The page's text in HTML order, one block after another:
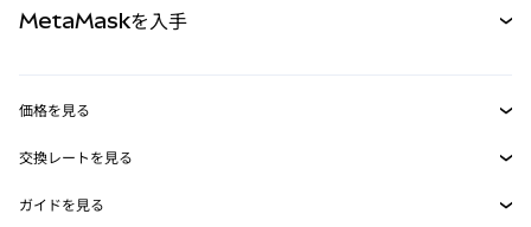
RWA
MetaMask Connect
Snaps
MetaMaskを入手
セキュリティ
価格を見る
イーサリアムの価格
Solanaの価格
交換レートを見る
ETH→USD
ガイドを見る